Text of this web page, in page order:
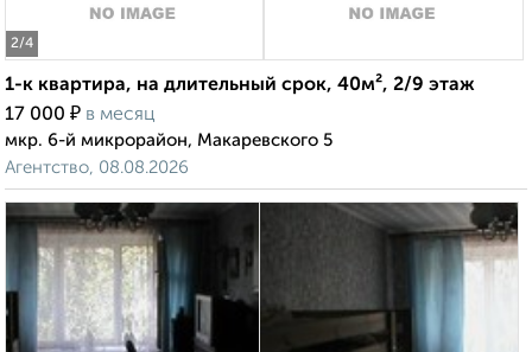
2/4
1-к квартира, на длительный срок, 40м², 2/9 этаж
17 000 ₽ в месяц
мкр. 6-й микрорайон, Макаревского 5
Агентство, 08.08.2026